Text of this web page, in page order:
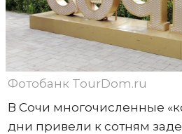
Фотобанк TourDom.ru
В Сочи многочисленные
дни привели к сотням